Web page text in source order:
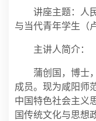
讲座主题：人
与当代青年学生（
主讲人简介：
蒲创国，博士
成员。现为咸阳师
中国特色社会主义
国传统文化与思想